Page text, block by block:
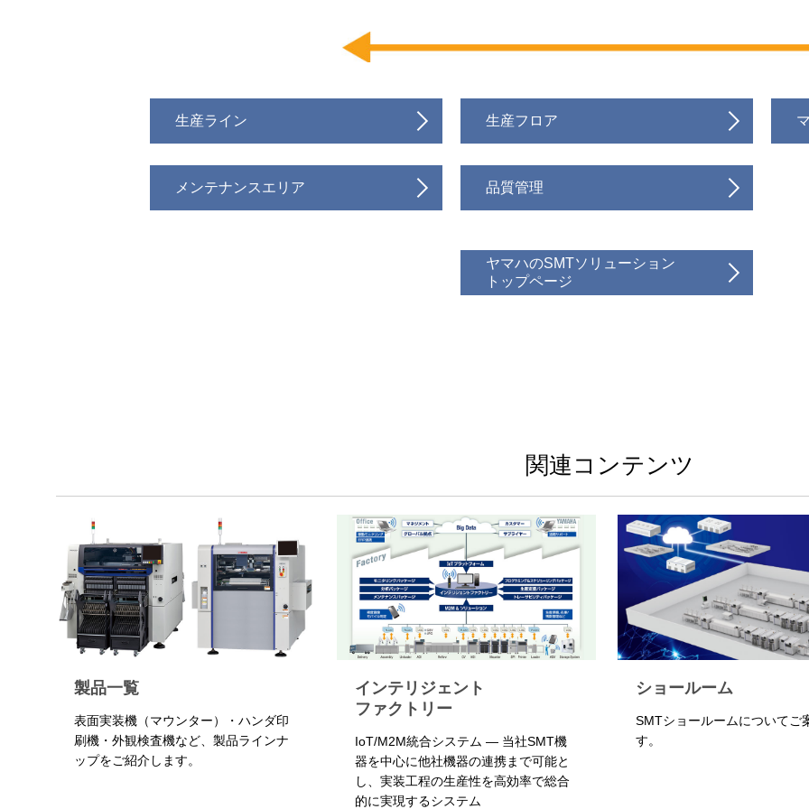
生産ライン 生産フロア
メンテナンスエリア 品質管理
ヤマハのSMTソリューション
トップページ
関連コンテンツ
製品一覧
表面実装機（マウンター）・ハンダ印
刷機・外観検査機など、製品ラインナ
ップをご紹介します。
インテリジェント
ファクトリー
IoT/M2M統合システム ― 当社SMT機
器を中心に他社機器の連携まで可能と
し、実装工程の生産性を高効率で総合
的に実現するシステム
ショールーム
SMTショールームについてご
す。